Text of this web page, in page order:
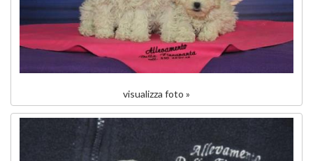
visualizza foto »